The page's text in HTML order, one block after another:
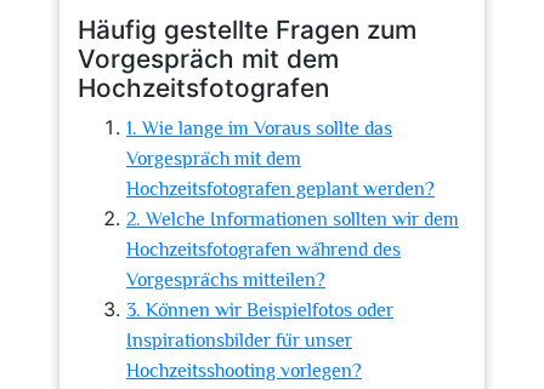
Häufig gestellte Fragen zum
Vorgespräch mit dem
Hochzeitsfotografen
1. Wie lange im Voraus sollte das
Vorgespräch mit dem
Hochzeitsfotografen geplant werden?
2. Welche Informationen sollten wir dem
Hochzeitsfotografen während des
Vorgesprächs mitteilen?
3. Können wir Beispielfotos oder
Inspirationsbilder für unser
Hochzeitsshooting vorlegen?